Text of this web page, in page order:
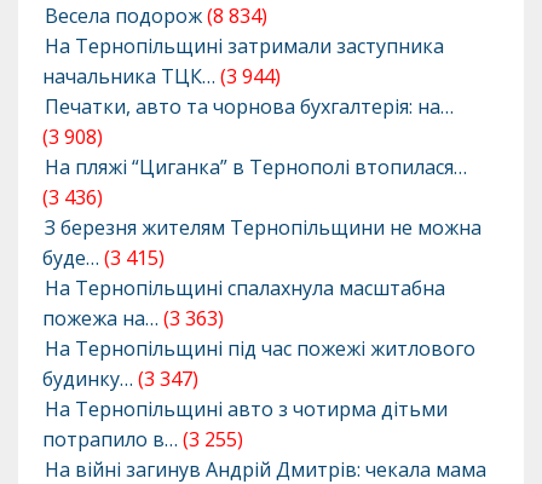
Весела подорож(8 834)
На Тернопільщині затримали заступника
начальника ТЦК… (3 944)
Печатки, авто та чорнова бухгалтерія: на…
(3 908)
На пляжі “Циганка” в Тернополі втопилася…
(3 436)
З березня жителям Тернопільщини не можна
буде… (3 415)
На Тернопільщині спалахнула масштабна
пожежа на… (3 363)
На Тернопільщині під час пожежі житлового
будинку… (3 347)
На Тернопільщині авто з чотирма дітьми
потрапило в… (3 255)
На війні загинув Андрій Дмитрів: чекала мама